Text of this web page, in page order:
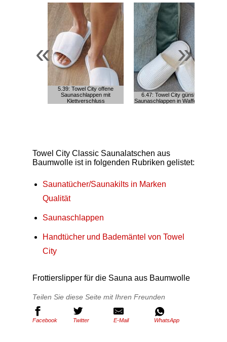
«
5.39: Towel City offene
Saunaschlappen mit
Klettverschluss
6.47: Towel City günstige
Saunaschlappen in Waffeloptik
»
Towel City Classic Saunalatschen aus
Baumwolle ist in folgenden Rubriken gelistet:
Saunatücher/Saunakilts in Marken
Qualität
Saunaschlappen
Handtücher und Bademäntel von Towel
City
Frottierslipper für die Sauna aus Baumwolle
Teilen Sie diese Seite mit Ihren Freunden
Facebook Twitter E-Mail WhatsApp